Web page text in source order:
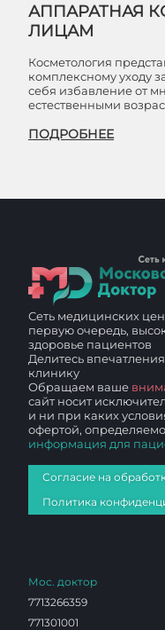
АППАРАТНАЯ
ЛИЦАМ
Косметология
комплексному уходу
себя избавление от
естественными
ПОДРОБНЕЕ
Сеть медицинских
первую очередь,
здоровье пациентов
Делитесь
клинику
Обращаем ваше
сайт носит
и ни при каких
офертой,
информация для
Согласие на
Политика
Мос. доктор
7713266359
771301001